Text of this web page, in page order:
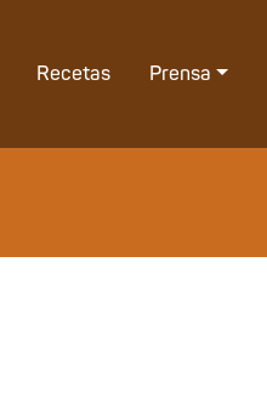
Recetas Prensa